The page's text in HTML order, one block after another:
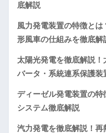
底解説
風力発電装置の特徴と
形風車の仕組みを徹底解
太陽光発電を徹底解説
バータ・系統連系保護装
ディーゼル発電装置の
システム徹底解説
汽力発電を徹底解説！再